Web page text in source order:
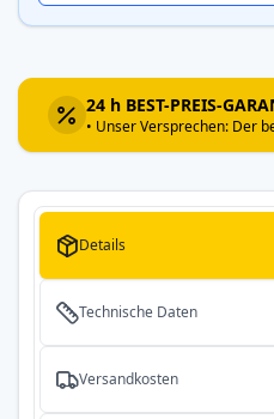
24 h BEST-PREIS-
• Unser Versprechen: Der
Details
Technische Daten
Versandkosten